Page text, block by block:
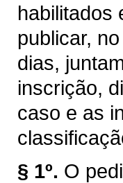
habilitados
publicar,
dias,
inscrição,
caso e as
§ 1º. O